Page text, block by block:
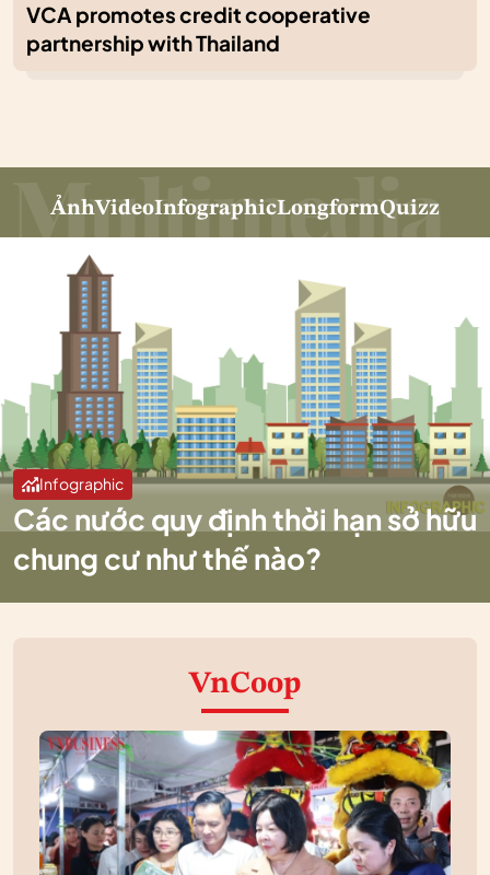
VCA promotes credit cooperative
partnership with Thailand
ẢnhVideoInfographicLongformQuizz
Infographic
Các nước quy định thời hạn sở hữu
chung cư như thế nào?
VnCoop